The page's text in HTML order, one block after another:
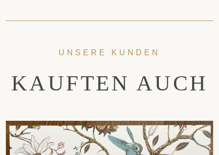
UNSERE KUNDEN
KAUFTEN AUCH